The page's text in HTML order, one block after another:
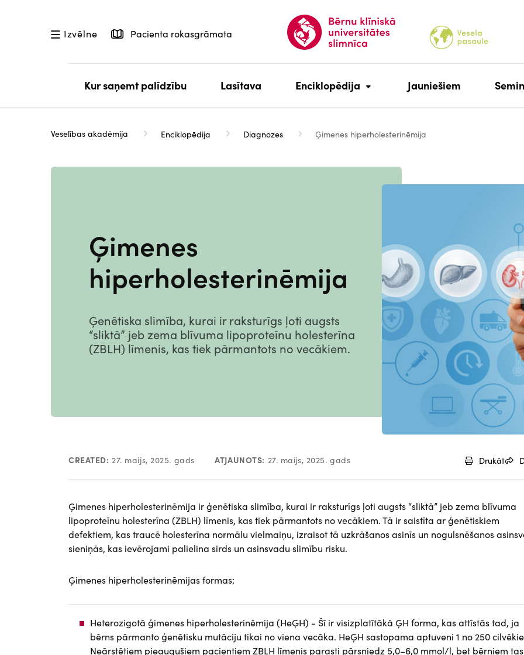
Izvēlne Pacienta rokasgrāmata
Kur saņemt palīdzību Lasītava Enciklopēdija Jauniešiem
Veselības akadēmija Enciklopēdija Diagnozes Ģimenes hiperholesterinēmija
Ģimenes
hiperholesterinēmija
Ģenētiska slimība, kurai ir raksturīgs ļoti augsts
“sliktā” jeb zema blīvuma lipoproteīnu holesterīna
(ZBLH) līmenis, kas tiek pārmantots no vecākiem.
CREATED: 27. maijs, 2025. gads ATJAUNOTS: 27. maijs, 2025. gads Drukāt
Ģimenes hiperholesterinēmija ir ģenētiska slimība, kurai ir raksturīgs ļoti augsts “sliktā” jeb zema blīvuma
lipoproteīnu holesterīna (ZBLH) līmenis, kas tiek pārmantots no vecākiem. Tā ir saistīta ar ģenētiskiem
defektiem, kas traucē holesterīna normālu vielmaiņu, izraisot tā uzkrāšanos asinīs un nogulsnēšanos
sieniņās, kas ievērojami palielina sirds un asinsvadu slimību risku.
Ģimenes hiperholesterinēmijas formas:
Heterozigotā ģimenes hiperholesterinēmija (HeĢH) - Šī ir visizplatītākā ĢH forma, kas attīstās tad, ja
bērns pārmanto ģenētisku mutāciju tikai no viena vecāka. HeĢH sastopama aptuveni 1 no 250
Neārstētiem pieaugušiem pacientiem ZBLH līmenis parasti pārsniedz 5,0–6,0 mmol/l, bet bērniem tas